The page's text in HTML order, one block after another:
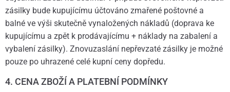
zásilky bude kupujícímu účtováno zmařené poštovné a
balné ve výši skutečně vynaložených nákladů (doprava ke
kupujícímu a zpět k prodávajícímu + náklady na zabalení a
vybalení zásilky). Znovuzaslání nepřevzaté zásilky je možné
pouze po uhrazené celé kupní ceny dopředu.
4. CENA ZBOŽÍ A PLATEBNÍ PODMÍNKY